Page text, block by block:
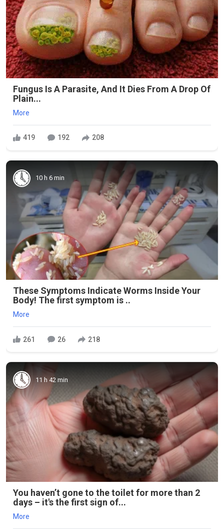
Fungus Is A Parasite, And It Dies From A Drop Of
Plain...
More
419 192 208
10 h 6 min
These Symptoms Indicate Worms Inside Your
Body! The first symptom is ..
More
261 26 218
11 h 42 min
You haven’t gone to the toilet for more than 2
days – it's the first sign of...
More